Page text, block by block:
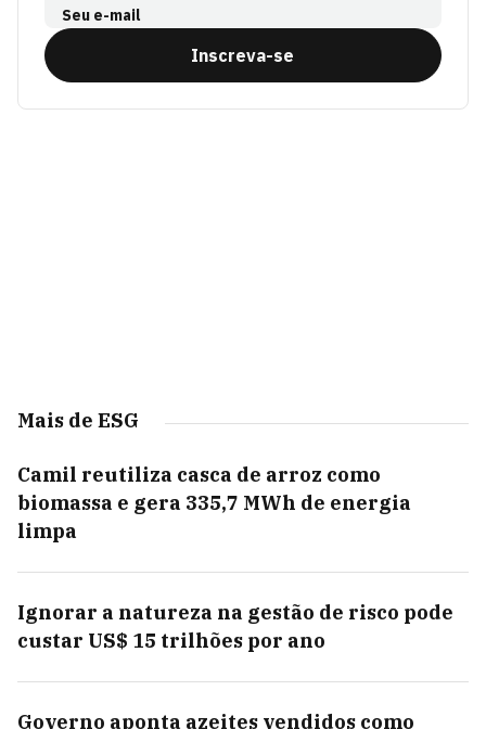
Seu e-mail
Inscreva-se
Mais de ESG
Camil reutiliza casca de arroz como
biomassa e gera 335,7 MWh de energia
limpa
Ignorar a natureza na gestão de risco pode
custar US$ 15 trilhões por ano
Governo aponta azeites vendidos como